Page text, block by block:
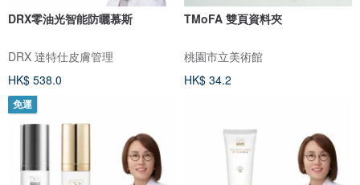
DRX零油光智能防曬慕斯
DRX 達特仕皮膚管理
HK$ 538.0
TMoFA 雙頁資料夾
桃園市立美術館
HK$ 34.2
免運